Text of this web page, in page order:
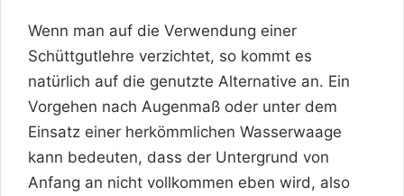
Wenn man auf die Verwendung einer
Schüttgutlehre verzichtet, so kommt es
natürlich auf die genutzte Alternative an. Ein
Vorgehen nach Augenmaß oder unter dem
Einsatz einer herkömmlichen Wasserwaage
kann bedeuten, dass der Untergrund von
Anfang an nicht vollkommen eben wird, also